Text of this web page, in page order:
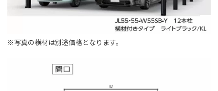
※写真の横材は別途価格となります。